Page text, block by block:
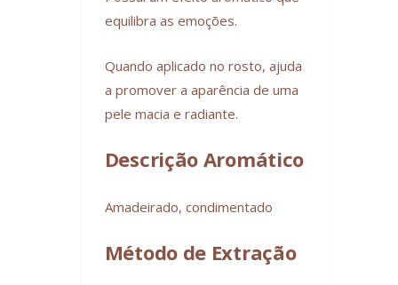
equilibra as emoções.
Quando aplicado no rosto, ajuda
a promover a aparência de uma
pele macia e radiante.
Descrição Aromático
Amadeirado, condimentado
Método de Extração